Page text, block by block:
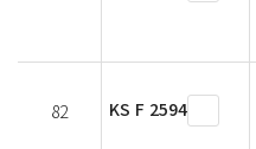
82 KS F 2594